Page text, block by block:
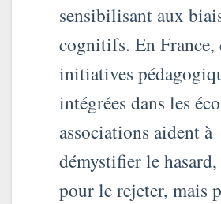
sensibilisant aux
cognitifs. En France,
initiatives
intégrées dans les
associations aident à
démystifier le
pour le rejeter, mais